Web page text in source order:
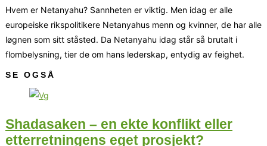
Hvem er Netanyahu? Sannheten er viktig. Men idag er alle
europeiske rikspolitikere Netanyahus menn og kvinner, de har alle
løgnen som sitt ståsted. Da Netanyahu idag står så brutalt i
flombelysning, tier de om hans lederskap, entydig av feighet.
SE OGSÅ
Shadasaken – en ekte konflikt eller
etterretningens eget prosjekt?